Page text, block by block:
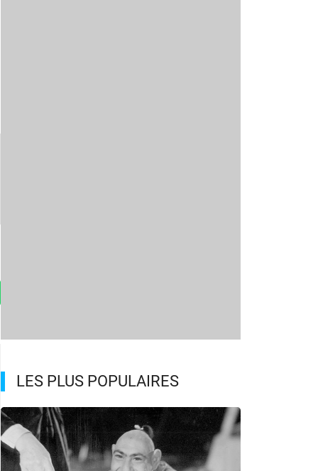
LES PLUS POPULAIRES